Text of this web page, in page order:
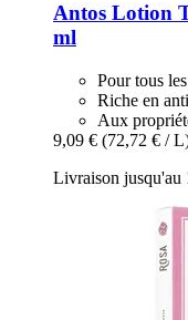
Antos Lotion
ml
Pour tous
Riche en
Aux
9,09 € (72,72 € /
Livraison jusqu'au